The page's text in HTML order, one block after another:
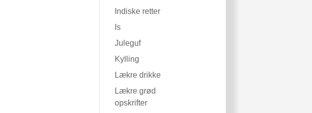
Indiske retter
Is
Juleguf
Kylling
Lækre drikke
Lækre grød
opskrifter